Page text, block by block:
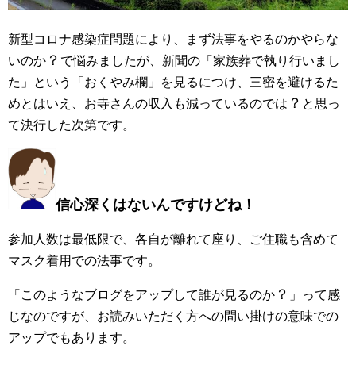
新型コロナ感染症問題により、まず法事をやるのかやらな
いのか ？ で悩みましたが、新聞の「家族葬で執り行いまし
た」という「おくやみ欄」を見るにつけ、三密を避けるた
めとはいえ、お寺さんの収入も減っているのでは ？ と思っ
て決行した次第です。
信心深くはないんですけどね！
参加人数は最低限で、各自が離れて座り、ご住職も含めて
マスク着用での法事です。
「このようなブログをアップして誰が見るのか ？ 」って感
じなのですが、お読みいただく方への問い掛けの意味での
アップでもあります。